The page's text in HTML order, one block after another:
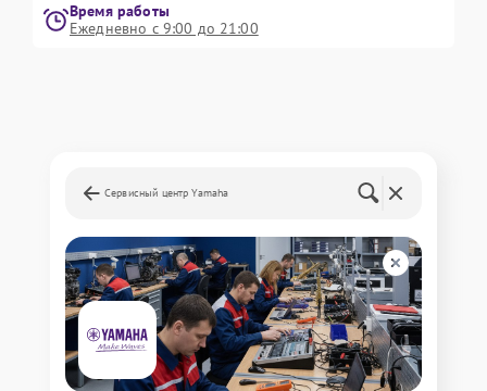
Время работы
Ежедневно с 9:00 до 21:00
Сервисный центр Yamaha